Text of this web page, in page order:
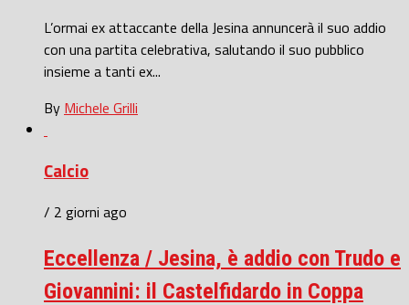
L’ormai ex attaccante della Jesina annuncerà il suo addio
con una partita celebrativa, salutando il suo pubblico
insieme a tanti ex...
By Michele Grilli
Calcio
/ 2 giorni ago
Eccellenza / Jesina, è addio con Trudo e
Giovannini: il Castelfidardo in Coppa